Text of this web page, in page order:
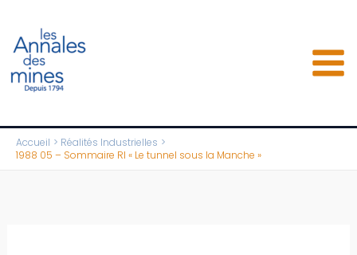
contenu
Accueil
Réalités Industrielles
1988 05 – Sommaire RI « Le tunnel sous la Manche »